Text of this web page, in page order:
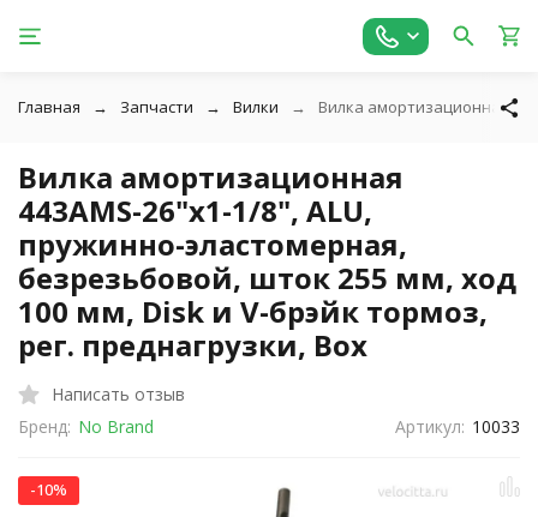
Главная Запчасти Вилки Вилка амортизационная
Вилка амортизационная
443AMS-26"х1-1/8", ALU,
пружинно-эластомерная,
безрезьбовой, шток 255 мм, ход
100 мм, Disk и V-брэйк тормоз,
рег. преднагрузки, Box
Написать отзыв
Бренд: No Brand Артикул: 10033
-10%